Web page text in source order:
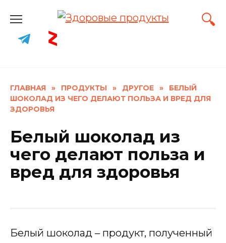
content
ГЛАВНАЯ » ПРОДУКТЫ » ДРУГОЕ »
БЕЛЫЙ
ШОКОЛАД ИЗ ЧЕГО ДЕЛАЮТ ПОЛЬЗА И ВРЕД ДЛЯ
ЗДОРОВЬЯ
Белый шоколад из
чего делают польза и
вред для здоровья
Белый шоколад – продукт, полученный